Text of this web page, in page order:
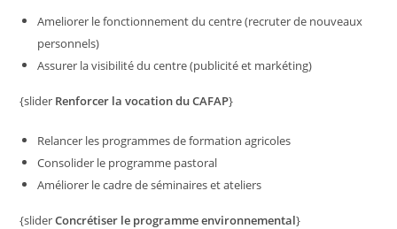
Ameliorer le fonctionnement du centre (recruter de nouveaux
personnels)
Assurer la visibilité du centre (publicité et markéting)
{slider Renforcer la vocation du CAFAP}
Relancer les programmes de formation agricoles
Consolider le programme pastoral
Améliorer le cadre de séminaires et ateliers
{sliderConcrétiser le programme environnemental}